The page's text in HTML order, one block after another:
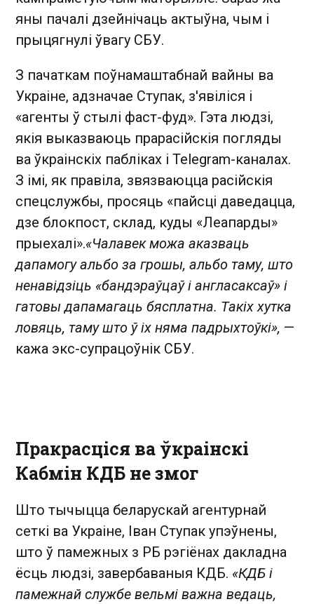
яны пачалі дзейнічаць актыўна, чым і
прыцягнулі ўвагу СБУ.
З пачаткам поўнамаштабнай вайны ва
Украіне, адзначае Ступак, з'явіліся і
«агенты ў стылі фаст-фуд». Гэта людзі,
якія выказваюць прарасійскія погляды
ва ўкраінскіх пабліках і Telegram-каналах.
З імі, як правіла, звязваюцца расійскія
спецслужбы, просяць «пайсці даведацца,
дзе блокпост, склад, куды «Леапарды»
прыехалі».«Чалавек можа аказваць
дапамогу альбо за грошы, альбо таму, што
ненавідзіць «бандэраўцаў і англасаксаў» і
гатовы дапамагаць бясплатна. Такіх хутка
ловяць, таму што ў іх няма падрыхтоўкі», —
кажа экс-супрацоўнік СБУ.
Пракрасціся ва ўкраінскі
Кабмін КДБ не змог
Што тычыцца беларускай агентурнай
сеткі ва Украіне, Іван Ступак упэўнены,
што ў памежных з РБ рэгіёнах дакладна
ёсць людзі, завербаваныя КДБ. «КДБ і
памежнай службе вельмі важна ведаць,